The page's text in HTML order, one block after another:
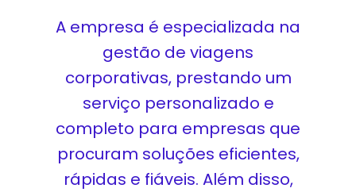
A empresa é especializada na
gestão de viagens
corporativas, prestando um
serviço personalizado e
completo para empresas que
procuram soluções eficientes,
rápidas e fiáveis. Além disso,